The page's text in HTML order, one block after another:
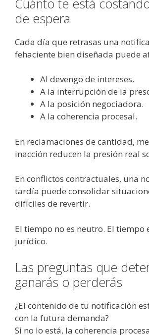
de espera
Cada día que retrasas una
fehaciente bien diseñada puede
Al devengo de intereses.
A la interrupción de la
A la posición negociadora.
A la coherencia procesal.
En reclamaciones de cantidad,
inacción reducen la presión real
En conflictos contractuales, una
tardía puede consolidar
difíciles de revertir.
El tiempo no es neutro. El tiempo
jurídico.
Las preguntas que
ganarás o perderás
¿El contenido de tu notificación
con la futura demanda?
Si no lo está, la coherencia